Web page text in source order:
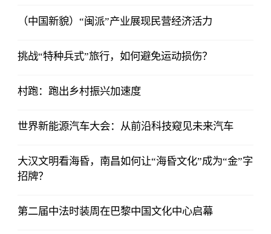
（中国新貌）“闽派”产业展现民营经济活力
挑战“特种兵式”旅行，如何避免运动损伤？
村跑：跑出乡村振兴加速度
世界新能源汽车大会：从前沿科技窥见未来汽车
大汉文明看海昏，南昌如何让“海昏文化”成为“金”字
招牌？
第二届中法时装周在巴黎中国文化中心启幕